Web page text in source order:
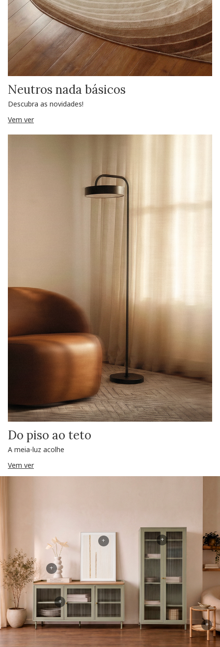
Neutros nada básicos
Descubra as novidades!
Vem ver
Do piso ao teto
A meia-luz acolhe
Vem ver
+
+
+
+
+